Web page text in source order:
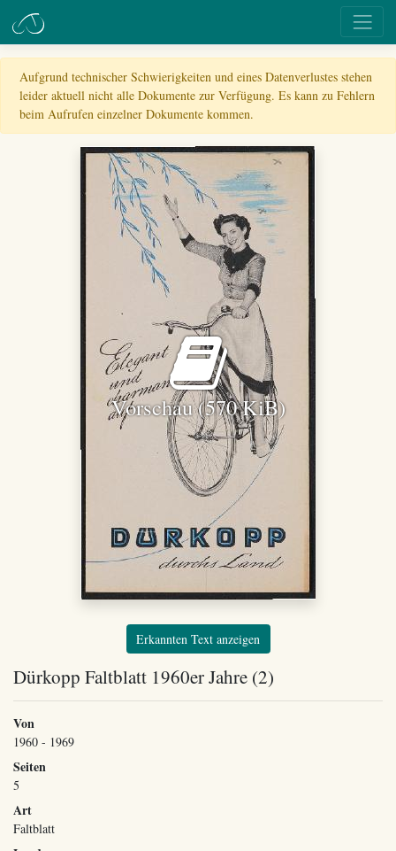
Aufgrund technischer Schwierigkeiten und eines Datenverlustes stehen
leider aktuell nicht alle Dokumente zur Verfügung. Es kann zu Fehlern
beim Aufrufen einzelner Dokumente kommen.
Vorschau (570 KiB)
Erkannten Text anzeigen
Dürkopp Faltblatt 1960er Jahre (2)
Von
1960 - 1969
Seiten
5
Art
Faltblatt